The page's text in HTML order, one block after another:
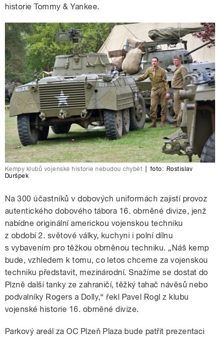
historie Tommy & Yankee.
Kempy klubů vojenské historie nebudou chybět foto: Rostislav
Duršpek
Na 300 účastníků v dobových uniformách zajistí provoz
autentického dobového tábora 16. obrněné divize, jenž
nabídne originální americkou vojenskou techniku
z období 2. světové války, kuchyni i polní dílnu
s vybavením pro těžkou obrněnou techniku. „Náš kemp
bude, vzhledem k tomu, co letos chceme za vojenskou
techniku představit, mezinárodní. Snažíme se dostat do
Plzně další tanky ze zahraničí, těžký tahač návěsů nebo
podvalníky Rogers a Dolly,“ řekl Pavel Rogl z klubu
vojenské historie 16. obrněné divize.
Parkový areál za OC Plzeň Plaza bude patřit prezentaci